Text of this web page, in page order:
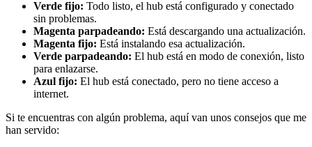
Verde fijo: Todo listo, el hub está configurado y conectado
sin problemas.
Magenta parpadeando: Está descargando una actualización.
Magenta fijo: Está instalando esa actualización.
Verde parpadeando: El hub está en modo de conexión, listo
para enlazarse.
Azul fijo: El hub está conectado, pero no tiene acceso a
internet.
Si te encuentras con algún problema, aquí van unos consejos que me
han servido: